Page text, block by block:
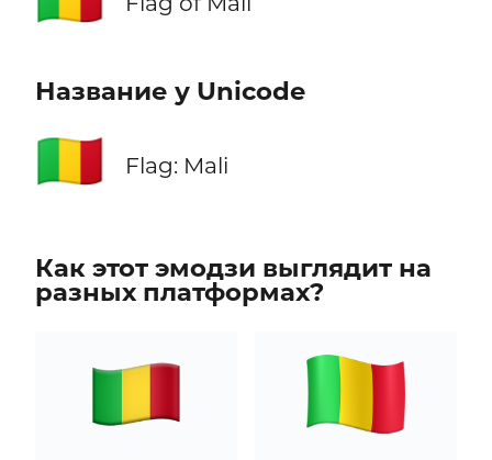
Название у Unicode
🇲🇱 Flag: Mali
Как этот эмодзи выглядит на
разных платформах?